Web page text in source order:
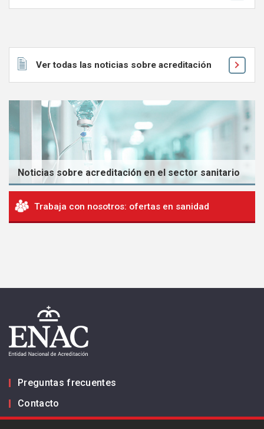
Ver todas las noticias sobre acreditación
Noticias sobre acreditación en el sector sanitario
Trabaja con nosotros: ofertas en sanidad
Preguntas frecuentes
Contacto